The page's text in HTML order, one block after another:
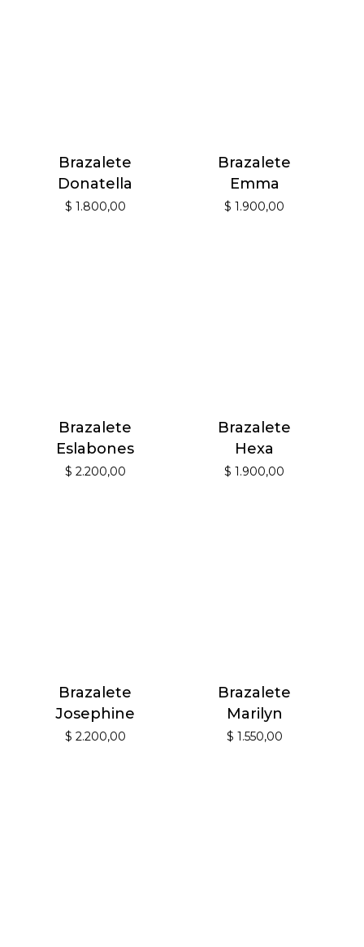
Brazalete
Donatella
$ 1.800,00
Brazalete
Emma
$ 1.900,00
Brazalete
Eslabones
$ 2.200,00
Brazalete
Hexa
$ 1.900,00
Brazalete
Josephine
$ 2.200,00
Brazalete
Marilyn
$ 1.550,00